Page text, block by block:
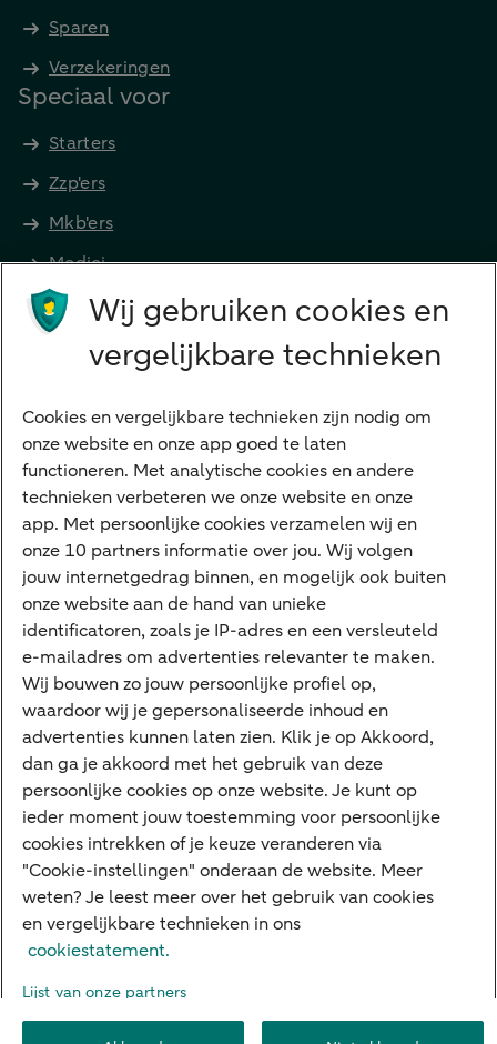
Sparen
Verzekeringen
Speciaal voor
Starters
Zzp'ers
Mkb'ers
Medici
Advocaten en notarissen
Diensten
VraagHugo
Corporate Finance
Tikkie zakelijk
Cyber Veilig & Zeker
Private Banking
Interessant
Sectoren & trends
Ondernemersverhalen
Valutacentrum
Alles over PSD2
Business Community
Over ABN AMRO
Toegankelijkheid
PrivacyDisclaimerCookie-instellingen
Wij gebruiken cookies en
vergelijkbare technieken
Cookies en vergelijkbare technieken zijn nodig om
onze website en onze app goed te laten
functioneren. Met analytische cookies en andere
technieken verbeteren we onze website en onze
app. Met persoonlijke cookies verzamelen wij en
onze 10 partners informatie over jou. Wij volgen
jouw internetgedrag binnen, en mogelijk ook buiten
onze website aan de hand van unieke
identificatoren, zoals je IP-adres en een versleuteld
e-mailadres om advertenties relevanter te maken.
Wij bouwen zo jouw persoonlijke profiel op,
waardoor wij je gepersonaliseerde inhoud en
advertenties kunnen laten zien. Klik je op Akkoord,
dan ga je akkoord met het gebruik van deze
persoonlijke cookies op onze website. Je kunt op
ieder moment jouw toestemming voor persoonlijke
cookies intrekken of je keuze veranderen via
"Cookie-instellingen" onderaan de website. Meer
weten? Je leest meer over het gebruik van cookies
en vergelijkbare technieken in ons
cookiestatement.
Lijst van onze partners